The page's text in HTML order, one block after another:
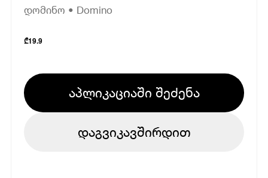
დომინო • Domino
₾19.9
აპლიკაციაში შეძენა
დაგვიკავშირდით